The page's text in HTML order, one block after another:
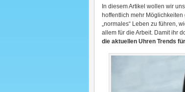
In diesem Artikel wollen wir
hoffentlich mehr
„normales“ Leben zu führen,
allem für die Arbeit. Damit ihr
die aktuellen Uhren Trends